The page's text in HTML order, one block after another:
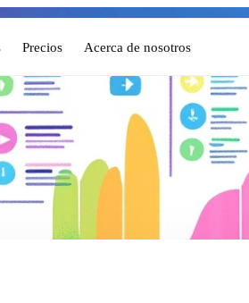
Precios Acerca de nosotros